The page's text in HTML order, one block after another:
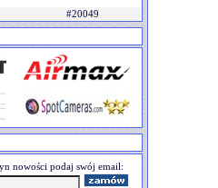
#20049
nowości podaj swój email: